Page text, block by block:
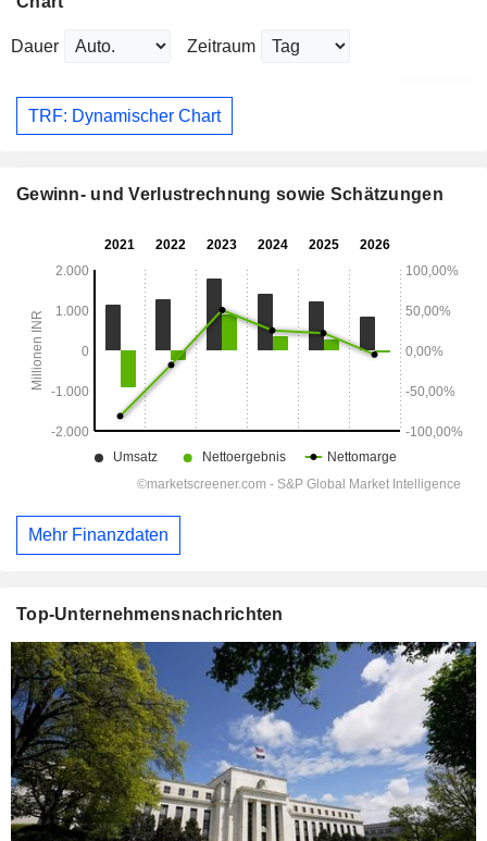
Dauer Zeitraum
TRF: Dynamischer Chart
Gewinn- und Verlustrechnung sowie Schätzungen
Mehr Finanzdaten
Top-Unternehmensnachrichten